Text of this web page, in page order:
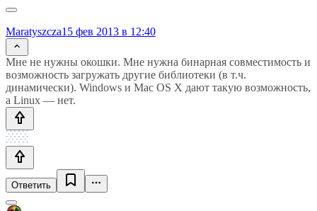
Maratyszcza15 фев 2013 в 12:40
Мне не нужны окошки. Мне нужна бинарная совместимость и
возможность загружать другие библиотеки (в т.ч.
динамически). Windows и Mac OS X дают такую возможность,
а Linux — нет.
Ответить